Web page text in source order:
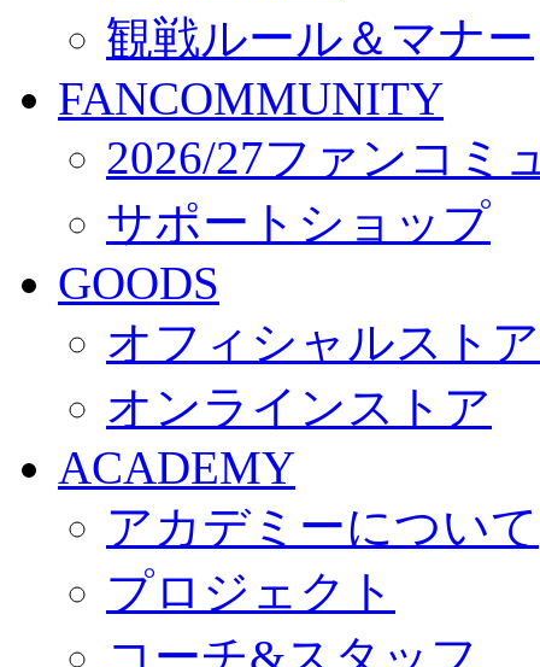
観戦ルール＆マナー
FANCOMMUNITY
2026/27ファンコミ
サポートショップ
GOODS
オフィシャルスト
オンラインストア
ACADEMY
アカデミーについて
プロジェクト
コーチ&スタッフ